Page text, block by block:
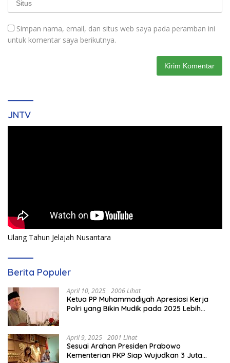
Simpan nama, email, dan situs web saya pada peramban ini
untuk komentar saya berikutnya.
JNTV
Ulang Tahun Jelajah Nusantara
Berita Populer
April 10, 2025 2006 Lihat
Ketua PP Muhammadiyah Apresiasi Kerja
Polri yang Bikin Mudik pada 2025 Lebih
April 9, 2025 2001 Lihat
Sesuai Arahan Presiden Prabowo
Kementerian PKP Siap Wujudkan 3 Juta